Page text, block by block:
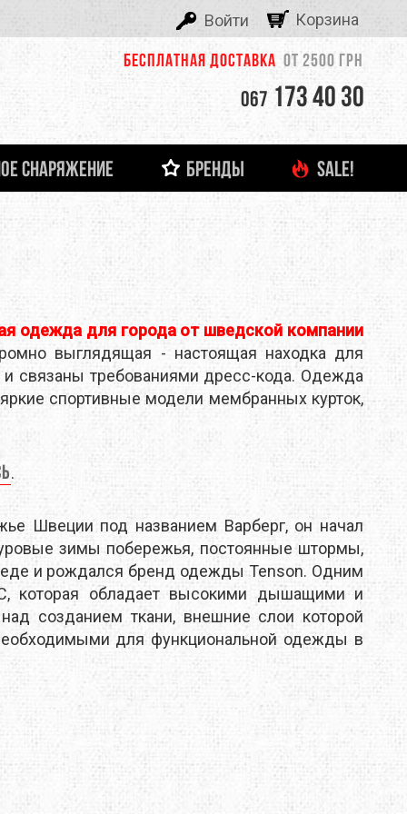
Войти Корзина
Бесплатная доставка от 2500 грн
067 173 40 30
ОДЕЖДА ДЕТСКАЯ ОДЕЖДА
ФОНАРИ И ЗАРЯДНЫЕ УСТРОЙСТВА
Кемпинговые лампы
Налобные фонари
Зарядные устройства
ФУРНИТУРА
СНАРЯЖЕНИЕ
ЛЕДОВОЕ СНАРЯЖЕНИЕ ЗАЦЕПЫ, КАМПУС-БОРДЫ
БРЕНДЫ
ALEXIKA
BERGHAUS
BUTTONS
CLIMBING TECHNOLOGY
HI-TEC
JETBOIL
KONG
LOWA
SALE!
одежда для города от шведской компании
выглядящая - настоящая находка для
и связаны требованиями дресс-кода. Одежда
спортивные модели мембранных курток,
.
Швеции под названием Варберг, он начал
зимы побережья, постоянные штормы,
и рождался бренд одежды Tenson. Одним
которая обладает высокими дышащими и
созданием ткани, внешние слои которой
для функциональной одежды в